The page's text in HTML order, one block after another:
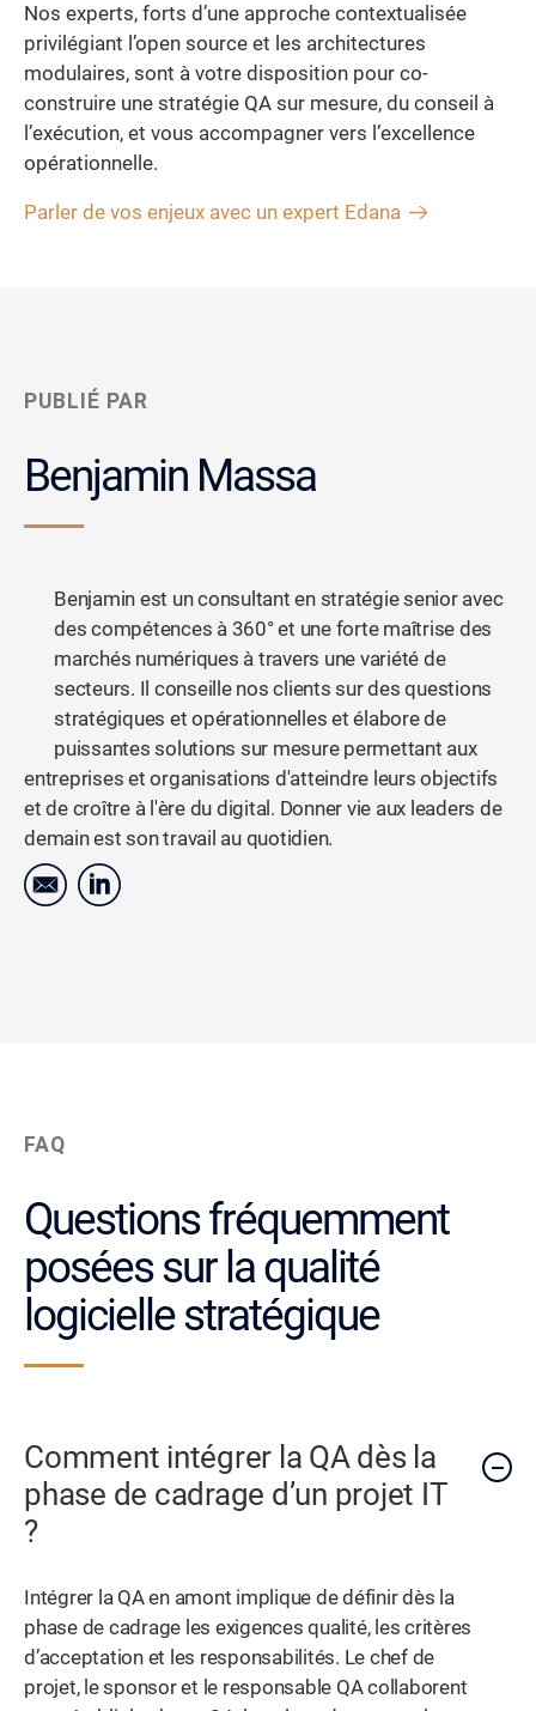
Nos experts, forts d’une approche contextualisée
privilégiant l’open source et les architectures
modulaires, sont à votre disposition pour co-
construire une stratégie QA sur mesure, du conseil à
l’exécution, et vous accompagner vers l’excellence
opérationnelle.
Parler de vos enjeux avec un expert Edana
PUBLIÉ PAR
Benjamin Massa
Benjamin est un consultant en stratégie senior avec
des compétences à 360° et une forte maîtrise des
marchés numériques à travers une variété de
secteurs. Il conseille nos clients sur des questions
stratégiques et opérationnelles et élabore de
puissantes solutions sur mesure permettant aux
entreprises et organisations d'atteindre leurs objectifs
et de croître à l'ère du digital. Donner vie aux leaders de
demain est son travail au quotidien.
FAQ
Questions fréquemment
posées sur la qualité
logicielle stratégique
Comment intégrer la QA dès la
phase de cadrage d’un projet IT
?
Intégrer la QA en amont implique de définir dès la
phase de cadrage les exigences qualité, les critères
d’acceptation et les responsabilités. Le chef de
projet, le sponsor et le responsable QA collaborent